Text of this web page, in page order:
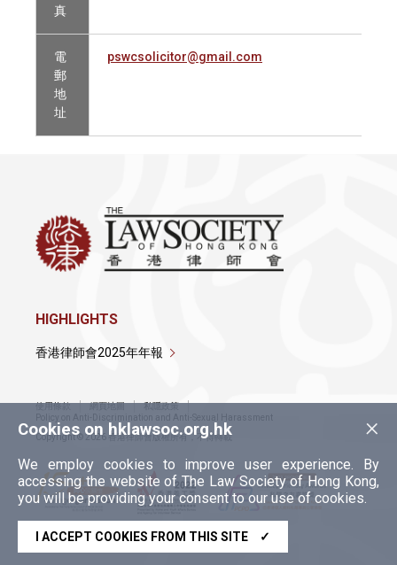
真
電
郵
地
址
pswcsolicitor@gmail.com
×
Cookies on hklawsoc.org.hk
We employ cookies to improve user experience. By
accessing the website of The Law Society of Hong Kong,
you will be providing your consent to our use of cookies.
I ACCEPT COOKIES FROM THIS SITE ✓
HIGHLIGHTS
香港律師會2025年年報
使用條款 網頁地圖
私隱政策
Policy on Anti-Discrimination and Anti-Sexual Harassment
Copyright © 2026 香港律師會版權所有，不得轉載